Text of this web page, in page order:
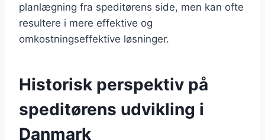
planlægning fra speditørens side, men kan ofte
resultere i mere effektive og
omkostningseffektive løsninger.
Historisk perspektiv på
speditørens udvikling i
Danmark